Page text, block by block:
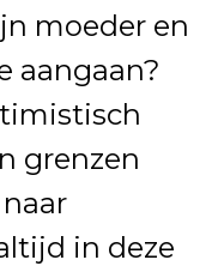
moeder en
aangaan?
grenzen
in deze